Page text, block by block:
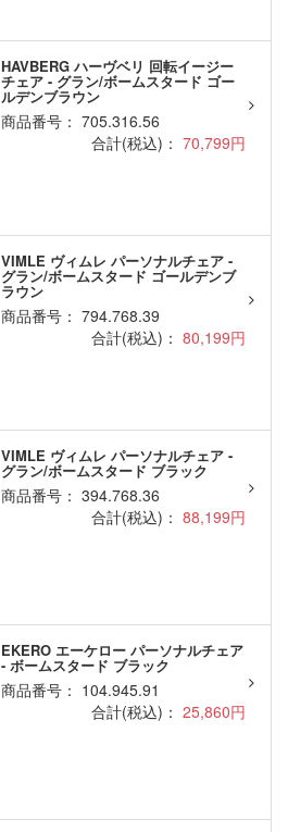
HAVBERG ハーヴベリ 回転イージー
チェア - グラン/ボームスタード ゴー
ルデンブラウン
商品番号： 705.316.56
合計(税込)： 70,799円
VIMLE ヴィムレ パーソナルチェア -
グラン/ボームスタード ゴールデンブ
ラウン
商品番号： 794.768.39
合計(税込)： 80,199円
VIMLE ヴィムレ パーソナルチェア -
グラン/ボームスタード ブラック
商品番号： 394.768.36
合計(税込)： 88,199円
EKERO エーケロー パーソナルチェア
- ボームスタード ブラック
商品番号： 104.945.91
合計(税込)： 25,860円